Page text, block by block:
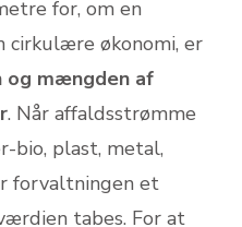
for, om en
cirkulære økonomi, er
og mængden af
. Når affaldsstrømme
bio, plast, metal,
forvaltningen et
tabes. For at